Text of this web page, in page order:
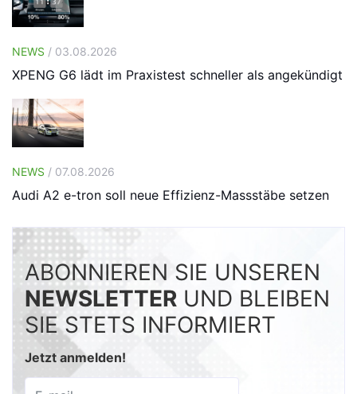
NEWS / 03.08.2026
XPENG G6 lädt im Praxistest schneller als angekündigt
NEWS / 07.08.2026
Audi A2 e-tron soll neue Effizienz-Massstäbe setzen
ABONNIEREN SIE UNSEREN
NEWSLETTER UND BLEIBEN
SIE STETS INFORMIERT
Jetzt anmelden!